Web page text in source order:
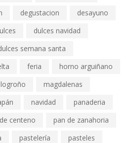
degustacion
desayuno
dulces navidad
semana santa
feria
horno arguiñano
logroño
magdalenas
navidad
panaderia
centeno
pan de zanahoria
pastelería
pasteles